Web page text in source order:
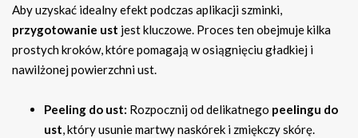
Aby uzyskać idealny efekt podczas aplikacji szminki,
przygotowanie ust jest kluczowe. Proces ten obejmuje kilka
prostych kroków, które pomagają w osiągnięciu gładkiej i
nawilżonej powierzchni ust.
Peeling do ust: Rozpocznij od delikatnego peelingu do
ust, który usunie martwy naskórek i zmiękczy skórę.